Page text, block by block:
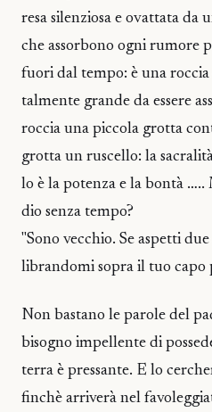
resa silenziosa e ovattata da
che assorbono ogni rumore
fuori dal tempo: è una
talmente grande da essere
roccia una piccola grotta
grotta un ruscello: la
lo è la potenza e la bontà …..
dio senza tempo?
"Sono vecchio. Se aspetti
librandomi sopra il tuo capo
Non bastano le parole del
bisogno impellente di
terra è pressante. E lo
finchè arriverà nel